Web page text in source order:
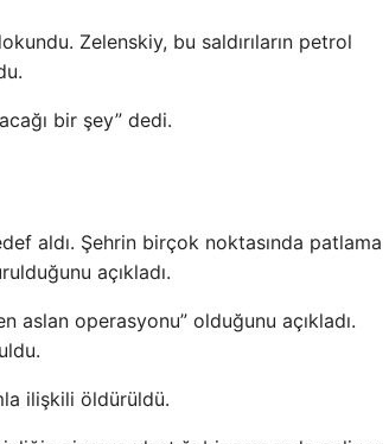
Zelenskiy, bu saldırıların petrol
bir şey” dedi.
aldı. Şehrin birçok noktasında patlama
açıkladı.
aslan operasyonu” olduğunu açıkladı.
ilişkili öldürüldü.